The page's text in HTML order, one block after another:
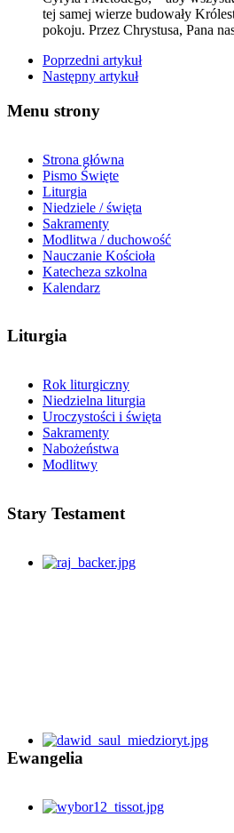
tej samej wierze budowały
pokoju. Przez Chrystusa, Pana
Poprzedni artykuł
Następny artykuł
Menu strony
Strona główna
Pismo Święte
Liturgia
Niedziele / święta
Sakramenty
Modlitwa / duchowość
Nauczanie Kościoła
Katecheza szkolna
Kalendarz
Liturgia
Rok liturgiczny
Niedzielna liturgia
Uroczystości i święta
Sakramenty
Nabożeństwa
Modlitwy
Stary Testament
Ewangelia